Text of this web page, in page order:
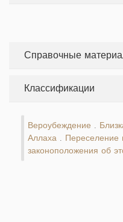
Справочные
Классификации
Вероубеждение
Аллаха Переселение
законоположения об